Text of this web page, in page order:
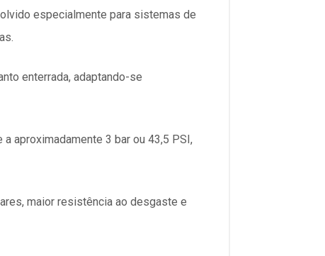
especialmente para sistemas de
enterrada, adaptando-se
aproximadamente 3 bar ou 43,5 PSI,
maior resistência ao desgaste e